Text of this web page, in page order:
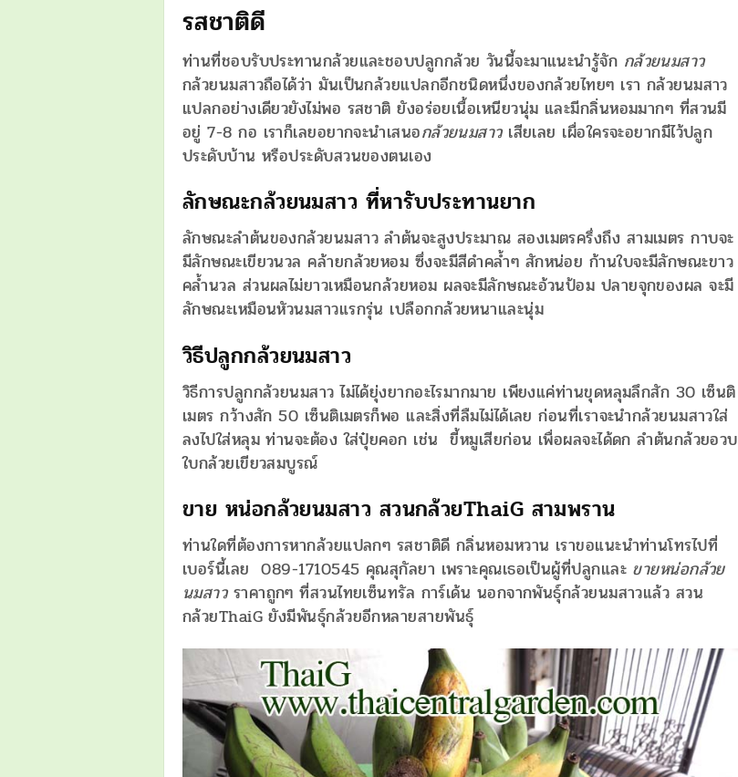
รสชาติดี
ท่านที่ชอบรับประทานกล้วยและชอบปลูกกล้วย วันนี้จะมาแนะนำรู้จัก กล้วยนมสาว
กล้วยนมสาวถือได้ว่า มันเป็นกล้วยแปลกอีกชนิดหนึ่งของกล้วยไทยๆ เรา กล้วยนมสาว
แปลกอย่างเดียวยังไม่พอ รสชาติ ยังอร่อยเนื้อเหนียวนุ่ม และมีกลิ่นหอมมากๆ ที่สวนมี
อยู่ 7-8 กอ เราก็เลยอยากจะนำเสนอกล้วยนมสาวเสียเลย เผื่อใครจะอยากมีไว้ปลูก
ประดับบ้าน หรือประดับสวนของตนเอง
ลักษณะกล้วยนมสาว ที่หารับประทานยาก
ลักษณะลำต้นของกล้วยนมสาว ลำต้นจะสูงประมาณ สองเมตรครึ่งถึง สามเมตร กาบจะ
มีลักษณะเขียวนวล คล้ายกล้วยหอม ซึ่งจะมีสีดำคล้ำๆ สักหน่อย ก้านใบจะมีลักษณะขาว
คล้ำนวล ส่วนผลไม่ยาวเหมือนกล้วยหอม ผลจะมีลักษณะอ้วนป้อม ปลายจุกของผล จะมี
ลักษณะเหมือนหัวนมสาวแรกรุ่น เปลือกกล้วยหนาและนุ่ม
วิธีปลูกกล้วยนมสาว
วิธีการปลูกกล้วยนมสาว ไม่ได้ยุ่งยากอะไรมากมาย เพียงแค่ท่านขุดหลุมลึกสัก 30 เซ็นติ
เมตร กว้างสัก 50 เซ็นติเมตรก็พอ และสิ่งที่ลืมไม่ได้เลย ก่อนที่เราจะนำกล้วยนมสาวใส่
ลงไปใส่หลุม ท่านจะต้อง ใส่ปุ๋ยคอก เช่น ขี้หมูเสียก่อน เพื่อผลจะได้ดก ลำต้นกล้วยอวบ
ใบกล้วยเขียวสมบูรณ์
ขาย หน่อกล้วยนมสาว สวนกล้วยThaiG สามพราน
ท่านใดที่ต้องการหากล้วยแปลกๆ รสชาติดี กลิ่นหอมหวาน เราขอแนะนำท่านโทรไปที่
เบอร์นี้เลย 089-1710545 คุณสุกัลยา เพราะคุณเธอเป็นผู้ที่ปลูกและ ขายหน่อกล้วย
นมสาวราคาถูกๆ ที่สวนไทยเซ็นทรัล การ์เด้น นอกจากพันธุ์กล้วยนมสาวแล้ว สวน
กล้วยThaiG ยังมีพันธุ์กล้วยอีกหลายสายพันธุ์